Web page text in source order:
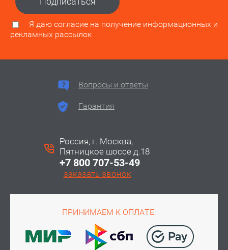
Я даю согласие на получение информационных и
рекламных рассылок
Вопросы и ответы
Гарантия
Россия, г. Москва,
Пятницкое шоссе д.18
+7 800 707-53-49
заказать звонок
ПРИНИМАЕМ К ОПЛАТЕ: